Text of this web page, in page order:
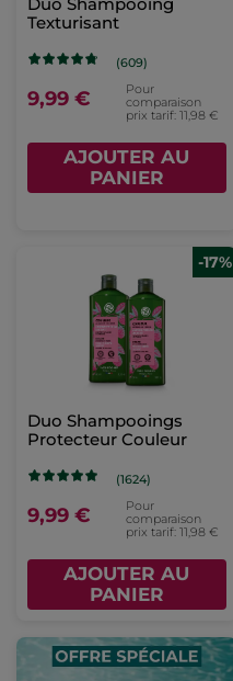
Texturisant
(609)
9,99 €
Pour
comparaison
prix tarif: 11,98 €
AJOUTER AU
PANIER
-17%
Duo Shampooings
Protecteur Couleur
(1624)
9,99 €
Pour
comparaison
prix tarif: 11,98 €
AJOUTER AU
PANIER